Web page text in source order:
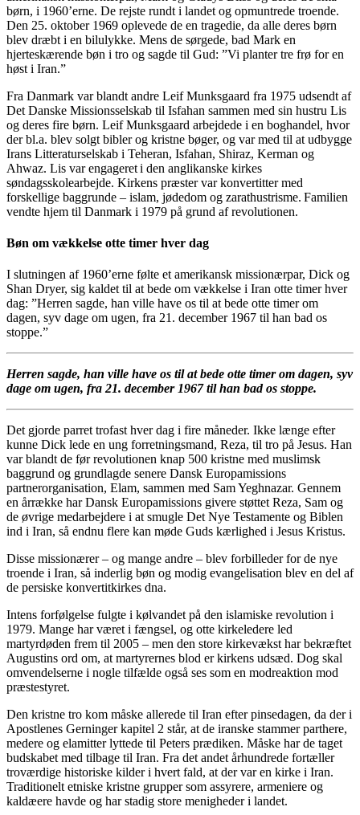
børn, i 1960’erne. De rejste rundt i landet og opmuntrede troende.
Den 25. oktober 1969 oplevede de en tragedie, da alle deres børn
blev dræbt i en bilulykke. Mens de sørgede, bad Mark en
hjerteskærende bøn i tro og sagde til Gud: ”Vi planter tre frø for en
høst i Iran.”
Fra Danmark var blandt andre Leif Munksgaard fra 1975 udsendt af
Det Danske Missionsselskab til Isfahan sammen med sin hustru Lis
og deres fire børn. Leif Munksgaard arbejdede i en boghandel, hvor
der bl.a. blev solgt bibler og kristne bøger, og var med til at udbygge
Irans Litteraturselskab i Teheran, Isfahan, Shiraz, Kerman og
Ahwaz. Lis var engageret i den anglikanske kirkes
søndagsskolearbejde. Kirkens præster var konvertitter med
forskellige baggrunde – islam, jødedom og zarathustrisme. Familien
vendte hjem til Danmark i 1979 på grund af revolutionen.
Bøn om vækkelse otte timer hver dag
I slutningen af ​​1960’erne følte etamerikansk missionærpar, Dick og
Shan Dryer, sig kaldet til at bede om vækkelse i Iran otte timer hver
dag: ”Herren sagde, han ville have os til at bede otte timer om
dagen, syv dage om ugen, fra 21. december 1967 til han bad os
stoppe.”
Herren sagde, han ville have os til at bede otte timer om dagen, syv
dage om ugen, fra 21. december 1967 til han bad os stoppe.
Detgjorde parrettrofast hver dag i fire måneder. Ikke længe efter
kunne Dick lede en ung forretningsmand, Reza, til tro på Jesus. Han
var blandt de før revolutionen knap 500 kristne med muslimsk
baggrund og grundlagde senere Dansk Europamissions
partnerorganisation, Elam, sammen med SamYeghnazar. Gennem
en årrække har Dansk Europamissions givere støttet Reza, Sam og
de øvrige medarbejdere i at smugle Det Nye Testamente og Biblen
ind i Iran, så endnu flere kan møde Guds kærlighed i Jesus Kristus.
Disse missionærer – og mange andre – blev forbilleder for de nye
troende i Iran, så inderlig bøn og modig evangelisation blev en del af
de persiske konvertitkirkes dna.
Intens forfølgelse fulgte i kølvandet på den islamiske revolution i
1979. Mange har været i fængsel, og otte kirkeledere led
martyrdøden frem til 2005 – men den store kirkevækst har bekræftet
Augustins ord om, at martyrernes blod er kirkens udsæd. Dog skal
omvendelserne i nogle tilfælde også ses som en modreaktion mod
præstestyret.
Den kristne tro kom måske allerede til Iran efter pinsedagen, da der i
Apostlenes Gerninger kapitel 2 står, at de iranske stammerparthere,
medere og elamitterlyttede til Peters prædiken. Måske har de taget
budskabetmed tilbage til Iran. Fra det andet århundrede fortæller
troværdige historiske kilderi hvert fald, at der var en kirke i Iran.
Traditionelt etniske kristne grupper som assyrere, armeniere og
kaldæere havde og har stadig store menigheder i landet.